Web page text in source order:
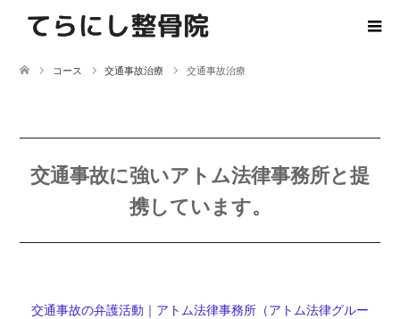
コース 交通事故治療 交通事故治療
交通事故に強いアトム法律事務所と提
携しています。
交通事故の弁護活動｜アトム法律事務所（アトム法律グルー